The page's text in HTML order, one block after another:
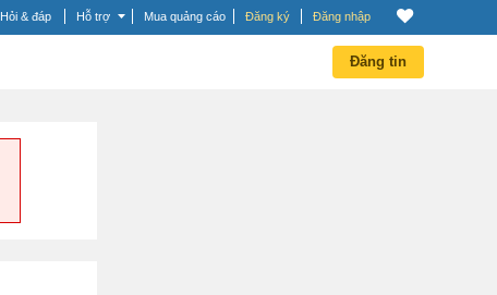
Hỏi & đáp Hỗ trợ Mua quảng cáo Đăng ký Đăng nhập
Đăng tin